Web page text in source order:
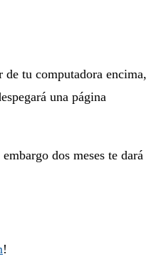
tu computadora encima,
una página
dos meses te dará
!